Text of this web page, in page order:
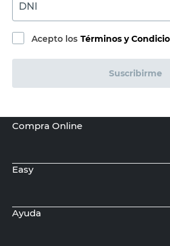
DNI
Acepto los Términos y
Suscribirme
Compra Online
Easy
Ayuda